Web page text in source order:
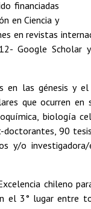
financiadas
en Ciencia y
en revistas
Google Scholar
en las génesis y
que ocurren
biología
90
y/o
chileno
el 3° lugar entre